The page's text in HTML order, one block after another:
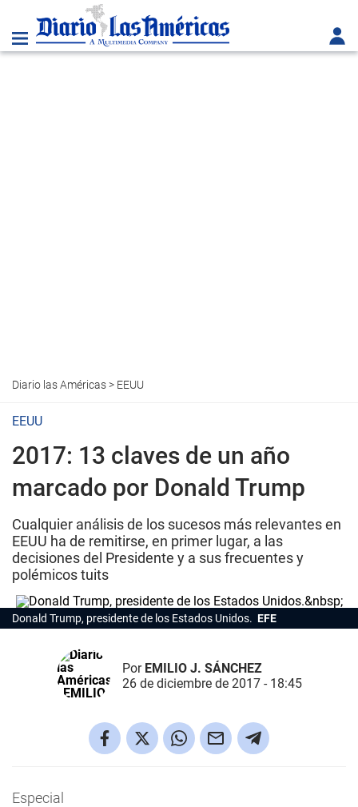
Diario las Américas> EEUU
EEUU
2017: 13 claves de un año
marcado por Donald Trump
Cualquier análisis de los sucesos más relevantes en
EEUU ha de remitirse, en primer lugar, a las
decisiones del Presidente y a sus frecuentes y
polémicos tuits
Donald Trump, presidente de los Estados Unidos. EFE
Por EMILIO J. SÁNCHEZ
26 de diciembre de 2017 - 18:45
Especial